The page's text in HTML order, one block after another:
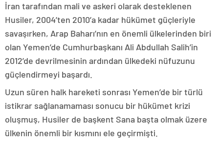
İran tarafından mali ve askeri olarak desteklenen
Husiler, 2004’ten 2010’a kadar hükümet güçleriyle
savaşırken, Arap Baharı’nın en önemli ülkelerinden biri
olan Yemen’de Cumhurbaşkanı Ali Abdullah Salih’in
2012’de devrilmesinin ardından ülkedeki nüfuzunu
güçlendirmeyi başardı.
Uzun süren halk hareketi sonrası Yemen’de bir türlü
istikrar sağlanamaması sonucu bir hükümet krizi
oluşmuş, Husiler de başkent Sana başta olmak üzere
ülkenin önemli bir kısmını ele geçirmişti.